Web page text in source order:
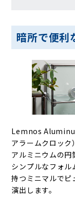
暗所で便利
Lemnos
アラームクロック）
アルミニウムの円
シンプルなフォル
持つミニマルでピ
演出します。